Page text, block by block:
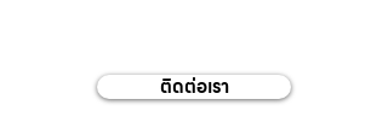
ติดต่อเรา